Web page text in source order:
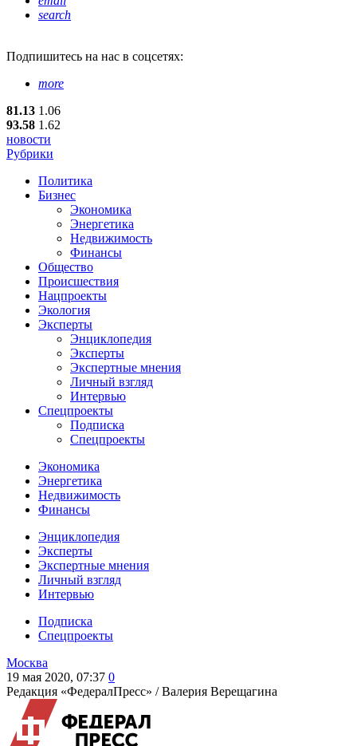
search
Подпишитесь на нас в соцсетях:
more
81.13 1.06
93.58 1.62
новости
Рубрики
Политика
Бизнес
Экономика
Энергетика
Недвижимость
Финансы
Общество
Происшествия
Нацпроекты
Экология
Эксперты
Энциклопедия
Эксперты
Экспертные мнения
Личный взгляд
Интервью
Спецпроекты
Подписка
Спецпроекты
Экономика
Энергетика
Недвижимость
Финансы
Энциклопедия
Эксперты
Экспертные мнения
Личный взгляд
Интервью
Подписка
Спецпроекты
Москва
19 мая 2020, 07:37 0
Редакция «ФедералПресс» /Валерия Верещагина